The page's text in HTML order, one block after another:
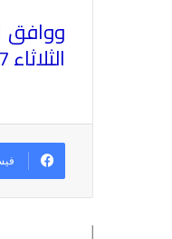
ووافق
الثلاثاء 17 مارس حتى 24 مارس الجارى، نظرا لوجود طلبات من عدد من الزملاء للاشتراك على ان يكون هذا هو الاستثناء الأخير